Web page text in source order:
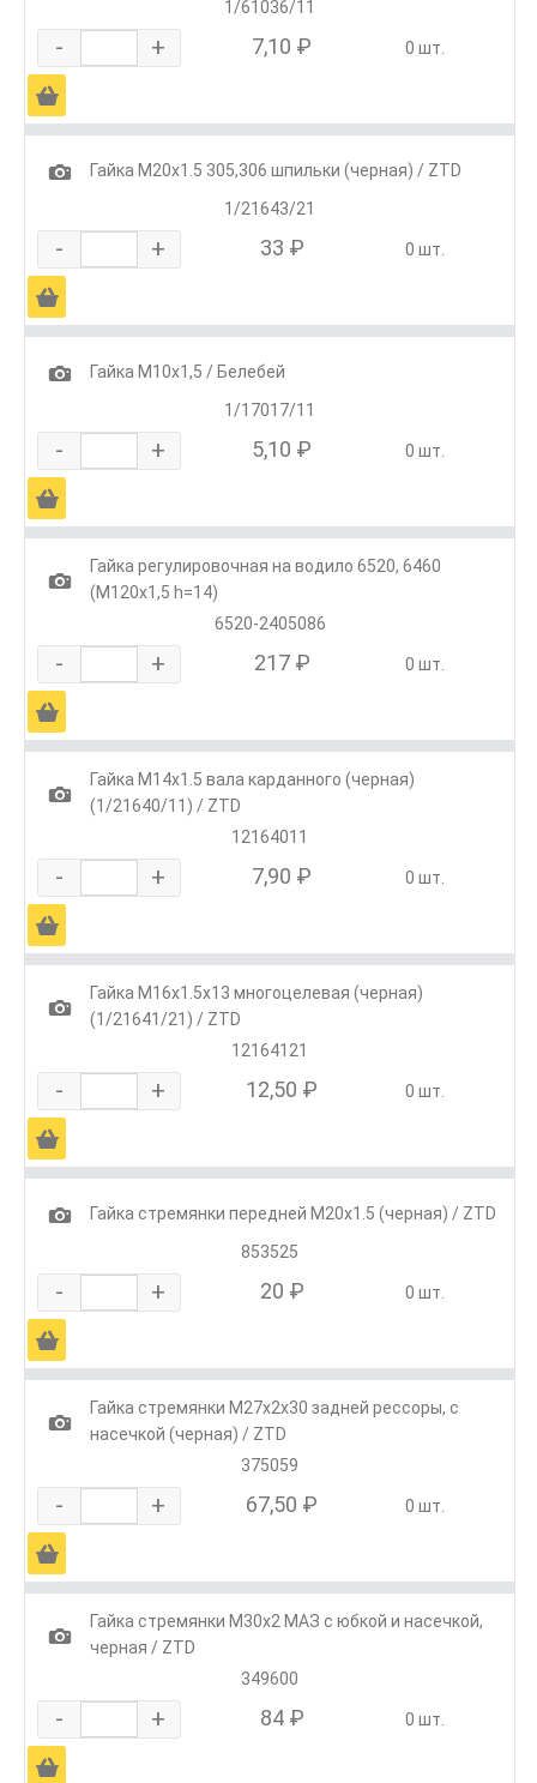
1/61036/11
- + 7,10 ₽ 0 шт.
Ä
1
Гайка М20х1.5 305,306 шпильки (черная) / ZTD
1/21643/21
- + 33 ₽ 0 шт.
Ä
1
Гайка М10х1,5 / Белебей
1/17017/11
- + 5,10 ₽ 0 шт.
Ä
1
Гайка регулировочная на водило 6520, 6460
(М120х1,5 h=14)
6520-2405086
- + 217 ₽ 0 шт.
Ä
1
Гайка М14х1.5 вала карданного (черная)
(1/21640/11) / ZTD
12164011
- + 7,90 ₽ 0 шт.
Ä
1
Гайка М16х1.5х13 многоцелевая (черная)
(1/21641/21) / ZTD
12164121
- + 12,50 ₽ 0 шт.
Ä
1
Гайка стремянки передней М20х1.5 (черная) / ZTD
853525
- + 20 ₽ 0 шт.
Ä
1
Гайка стремянки М27х2х30 задней рессоры, с
насечкой (черная) / ZTD
375059
- + 67,50 ₽ 0 шт.
Ä
1
Гайка стремянки М30х2 МАЗ с юбкой и насечкой,
черная / ZTD
349600
- + 84 ₽ 0 шт.
Ä